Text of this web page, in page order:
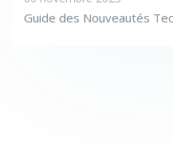
Guide des Nouveautés